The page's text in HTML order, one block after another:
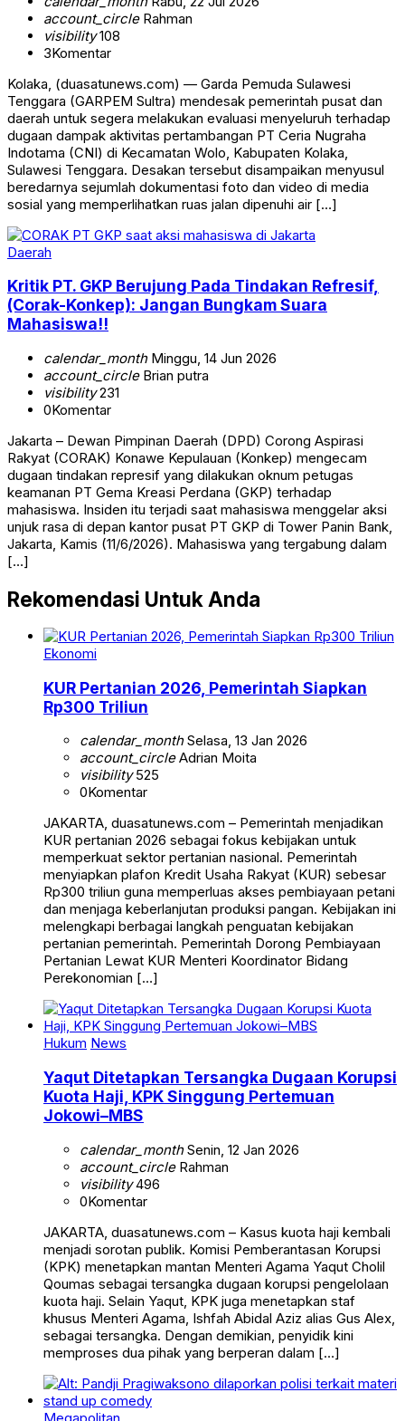
account_circleRahman
visibility108
3Komentar
Kolaka, (duasatunews.com) — Garda Pemuda Sulawesi
Tenggara (GARPEM Sultra) mendesak pemerintah pusat dan
daerah untuk segera melakukan evaluasi menyeluruh terhadap
dugaan dampak aktivitas pertambangan PT Ceria Nugraha
Indotama (CNI) di Kecamatan Wolo, Kabupaten Kolaka,
Sulawesi Tenggara. Desakan tersebut disampaikan menyusul
beredarnya sejumlah dokumentasi foto dan video di media
sosial yang memperlihatkan ruas jalan dipenuhi air […]
Daerah
Kritik PT. GKP Berujung Pada Tindakan Refresif,
(Corak-Konkep): Jangan Bungkam Suara
Mahasiswa!!
calendar_monthMinggu, 14 Jun 2026
account_circleBrian putra
visibility231
0Komentar
Jakarta – Dewan Pimpinan Daerah (DPD) Corong Aspirasi
Rakyat (CORAK) Konawe Kepulauan (Konkep) mengecam
dugaan tindakan represif yang dilakukan oknum petugas
keamanan PT Gema Kreasi Perdana (GKP) terhadap
mahasiswa. Insiden itu terjadi saat mahasiswa menggelar aksi
unjuk rasa di depan kantor pusat PT GKP di Tower Panin Bank,
Jakarta, Kamis (11/6/2026). Mahasiswa yang tergabung dalam
[…]
Rekomendasi Untuk Anda
Ekonomi
KUR Pertanian 2026, Pemerintah Siapkan
Rp300 Triliun
calendar_monthSelasa, 13 Jan 2026
account_circleAdrian Moita
visibility525
0Komentar
JAKARTA, duasatunews.com – Pemerintah menjadikan
KUR pertanian 2026 sebagai fokus kebijakan untuk
memperkuat sektor pertanian nasional. Pemerintah
menyiapkan plafon Kredit Usaha Rakyat (KUR) sebesar
Rp300 triliun guna memperluas akses pembiayaan petani
dan menjaga keberlanjutan produksi pangan. Kebijakan ini
melengkapi berbagai langkah penguatan kebijakan
pertanian pemerintah. Pemerintah Dorong Pembiayaan
Pertanian Lewat KUR Menteri Koordinator Bidang
Perekonomian […]
Hukum News
Yaqut Ditetapkan Tersangka Dugaan Korupsi
Kuota Haji, KPK Singgung Pertemuan
Jokowi–MBS
calendar_monthSenin, 12 Jan 2026
account_circleRahman
visibility496
0Komentar
JAKARTA, duasatunews.com – Kasus kuota haji kembali
menjadi sorotan publik. Komisi Pemberantasan Korupsi
(KPK) menetapkan mantan Menteri Agama Yaqut Cholil
Qoumas sebagai tersangka dugaan korupsi pengelolaan
kuota haji. Selain Yaqut, KPK juga menetapkan staf
khusus Menteri Agama, Ishfah Abidal Aziz alias Gus Alex,
sebagai tersangka. Dengan demikian, penyidik kini
memproses dua pihak yang berperan dalam […]
Megapolitan